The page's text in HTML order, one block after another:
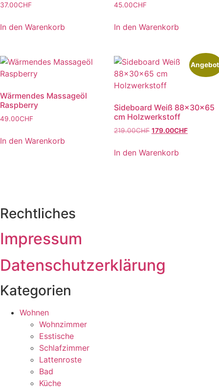
37.00CHF
In den Warenkorb
45.00CHF
In den Warenkorb
Wärmendes Massageöl
Raspberry
49.00CHF
In den Warenkorb
Sideboard Weiß 88x30x65
cm Holzwerkstoff
219.00CHF Ursprünglicher
war:
179.00CHFAktueller
In den Warenkorb
Rechtliches
Impressum
Datenschutzerklärung
Kategorien
Wohnen
Wohnzimmer
Esstische
Schlafzimmer
Lattenroste
Bad
Küche